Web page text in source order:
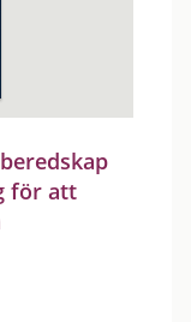
för att